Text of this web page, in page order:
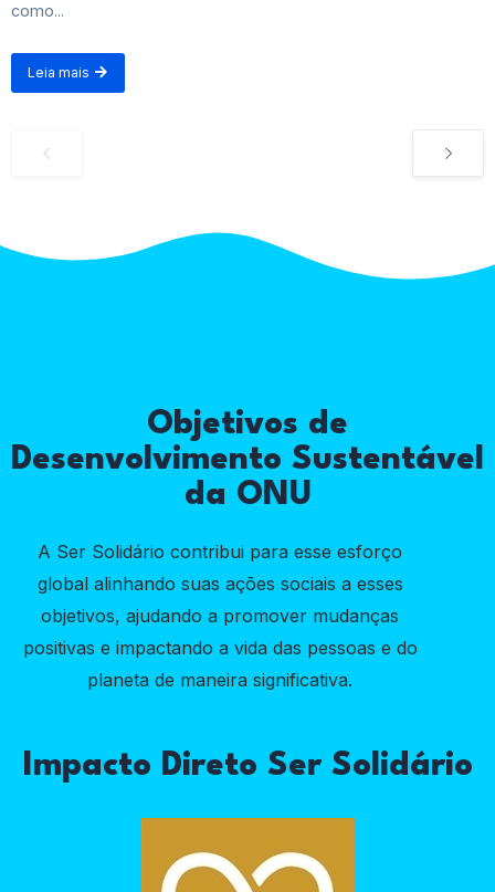
como...
Leia mais
Objetivos de
Desenvolvimento Sustentável
da ONU
A Ser Solidário contribui para esse esforço
global alinhando suas ações sociais a esses
objetivos, ajudando a promover mudanças
positivas e impactando a vida das pessoas e do
planeta de maneira significativa.
Impacto Direto Ser Solidário